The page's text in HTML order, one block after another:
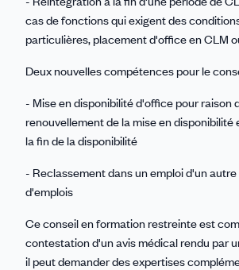
cas de fonctions qui exigent des
particulières, placement d'office en CLM
Deux nouvelles compétences pour le
- Mise en disponibilité d'office pour raison
renouvellement de la mise en disponibilité
la fin de la disponibilité
- Reclassement dans un emploi d'un
d'emplois
Ce conseil en formation restreinte est
contestation d'un avis médical rendu par
il peut demander des expertises